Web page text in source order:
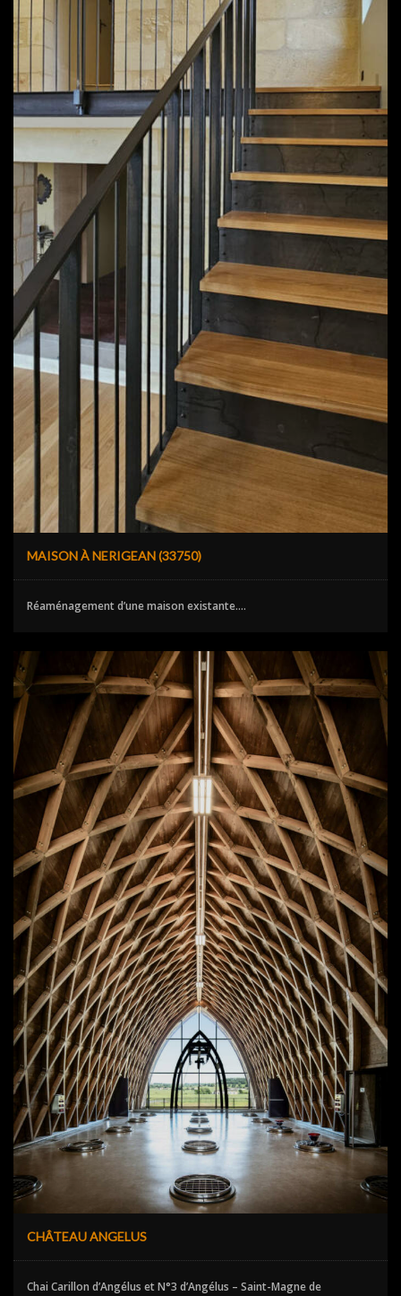
MAISON À NERIGEAN (33750)
Réaménagement d’une maison existante....
CHÂTEAU ANGELUS
Chai Carillon d’Angélus et N°3 d’Angélus – Saint-Magne de